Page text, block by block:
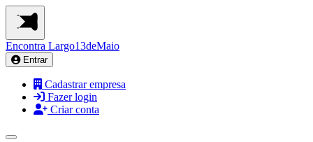
Encontra Largo13deMaio
Entrar
Cadastrar empresa
Fazer login
Criar conta